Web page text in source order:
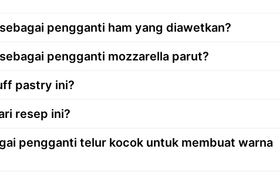
pengganti ham yang diawetkan?
pengganti mozzarella parut?
pastry ini?
resep ini?
pengganti telur kocok untuk membuat warna